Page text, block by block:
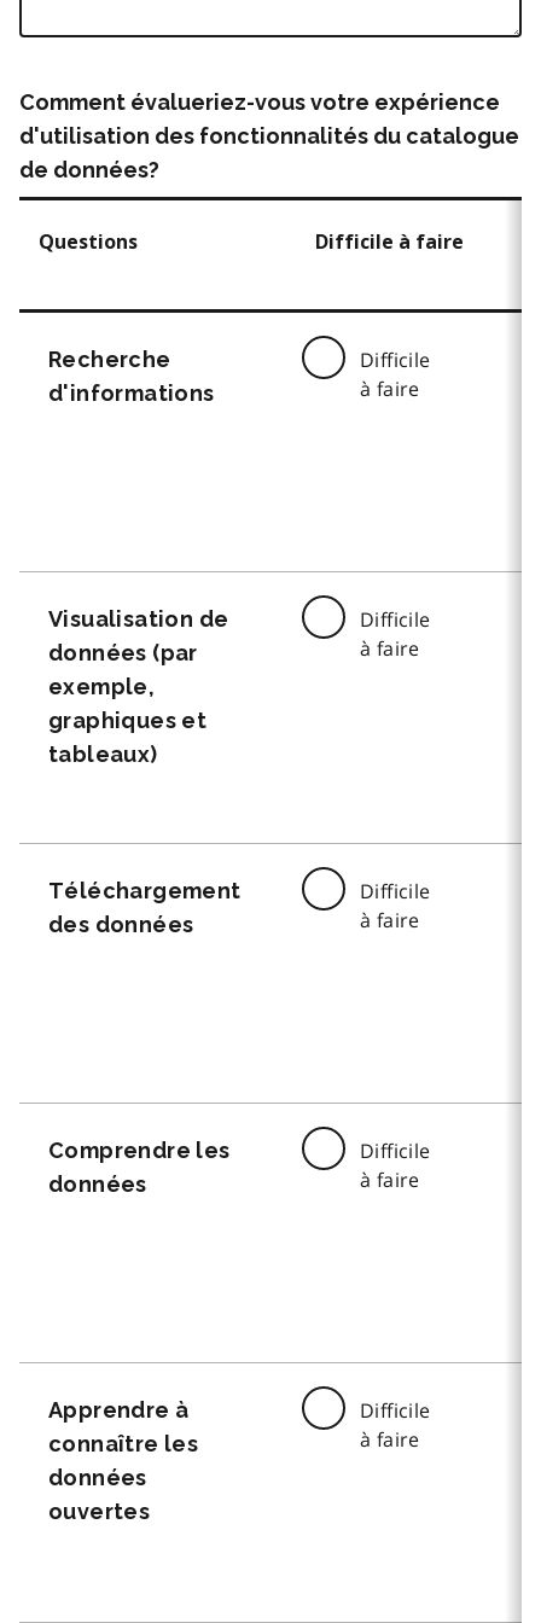
Comment évalueriez-vous votre expérience
d'utilisation des fonctionnalités du catalogue
de données?
Questions Difficile à faire
Recherche
d'informations
Difficile
à faire
Visualisation de
données (par
exemple,
graphiques et
tableaux)
Difficile
à faire
Téléchargement
des données
Difficile
à faire
Comprendre les
données
Difficile
à faire
Apprendre à
connaître les
données
ouvertes
Difficile
à faire